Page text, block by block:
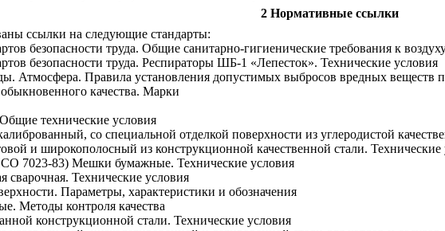
2 Нормативные ссылки
ссылки на следующие стандарты:
безопасности труда. Общие санитарно-гигиенические требования к
безопасности труда. Респираторы ШБ-1 «Лепесток». Технические условия
Атмосфера. Правила установления допустимых выбросов вредных
качества. Марки
технические условия
со специальной отделкой поверхности из углеродистой
и широкополосный из конструкционной качественной стали. Технические
7023-83) Мешки бумажные. Технические условия
Технические условия
Параметры, характеристики и обозначения
Методы контроля качества
конструкционной стали. Технические условия